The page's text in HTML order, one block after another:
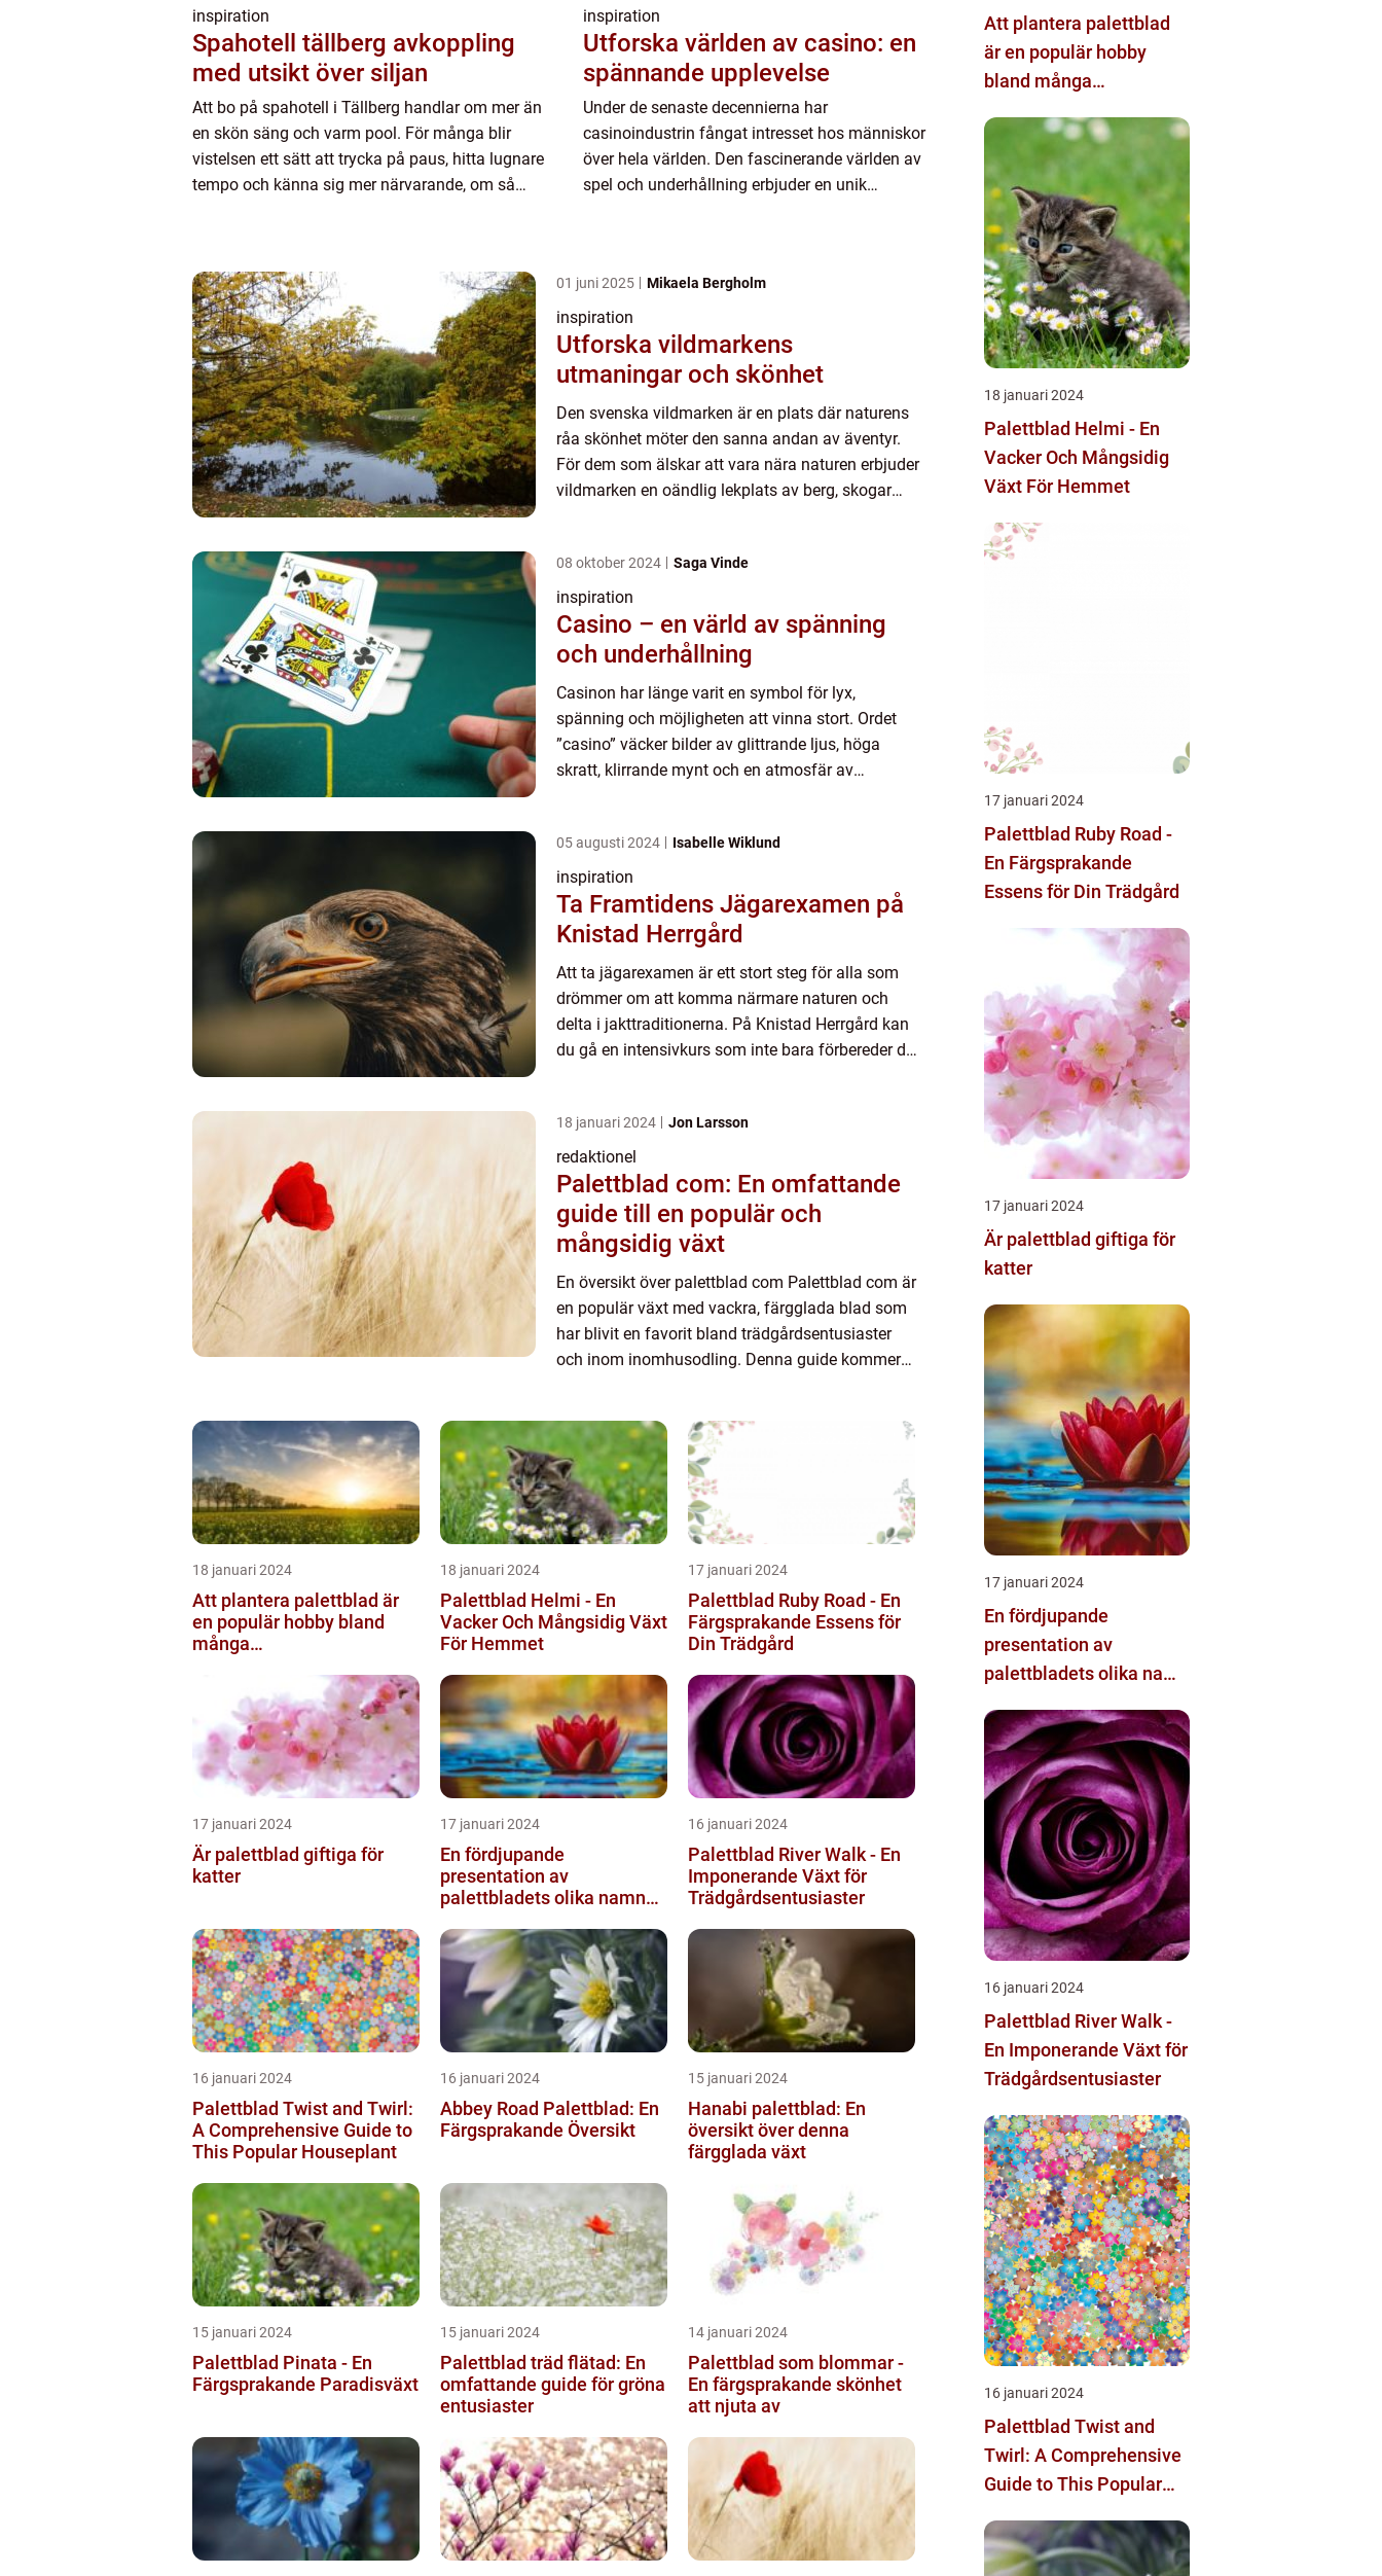
inspiration
Spahotell tällberg avkoppling
med utsikt över siljan
Att bo på spahotell i Tällberg handlar om mer än
en skön säng och varm pool. För många blir
vistelsen ett sätt att trycka på paus, hitta lugnare
tempo och känna sig mer närvarande, om så
inspiration
Utforska världen av casino: en
spännande upplevelse
Under de senaste decennierna har
casinoindustrin fångat intresset hos människor
över hela världen. Den fascinerande världen av
spel och underhållning erbjuder en unik
01 juni 2025 Mikaela Bergholm
inspiration
Utforska vildmarkens
utmaningar och skönhet
Den svenska vildmarken är en plats där naturens
råa skönhet möter den sanna andan av äventyr.
För dem som älskar att vara nära naturen erbjuder
vildmarken en oändlig lekplats av berg, skogar
08 oktober 2024 Saga Vinde
inspiration
Casino – en värld av spänning
och underhållning
Casinon har länge varit en symbol för lyx,
spänning och möjligheten att vinna stort. Ordet
”casino” väcker bilder av glittrande ljus, höga
skratt, klirrande mynt och en atmosfär av
05 augusti 2024 Isabelle Wiklund
inspiration
Ta Framtidens Jägarexamen på
Knistad Herrgård
Att ta jägarexamen är ett stort steg för alla som
drömmer om att komma närmare naturen och
delta i jakttraditionerna. På Knistad Herrgård kan
du gå en intensivkurs som inte bara förbereder dig
18 januari 2024 Jon Larsson
redaktionel
Palettblad com: En omfattande
guide till en populär och
mångsidig växt
En översikt över palettblad com Palettblad com är
en populär växt med vackra, färgglada blad som
har blivit en favorit bland trädgårdsentusiaster
och inom inomhusodling. Denna guide kommer
18 januari 2024
Att plantera palettblad är
en populär hobby bland
många
kan bidra till att ...
18 januari 2024
Palettblad Helmi - En
Vacker Och Mångsidig Växt
För Hemmet
17 januari 2024
Palettblad Ruby Road - En
Färgsprakande Essens för
Din Trädgård
17 januari 2024
Är palettblad giftiga för
katter
17 januari 2024
En fördjupande
presentation av
palettbladets olika namn
16 januari 2024
Palettblad River Walk - En
Imponerande Växt för
Trädgårdsentusiaster
16 januari 2024
Palettblad Twist and Twirl:
A Comprehensive Guide to
This Popular Houseplant
16 januari 2024
Abbey Road Palettblad: En
Färgsprakande Översikt
15 januari 2024
Hanabi palettblad: En
översikt över denna
färgglada växt
15 januari 2024
Palettblad Pinata - En
Färgsprakande Paradisväxt
15 januari 2024
Palettblad träd flätad: En
omfattande guide för gröna
entusiaster
14 januari 2024
Palettblad som blommar -
En färgsprakande skönhet
att njuta av
Att plantera palettblad
är en populär hobby
bland många
och kan bidra till att
skapa en vacker och
färgglad utomhusmiljö
18 januari 2024
Palettblad Helmi - En
Vacker Och Mångsidig
Växt För Hemmet
17 januari 2024
Palettblad Ruby Road -
En Färgsprakande
Essens för Din Trädgård
17 januari 2024
Är palettblad giftiga för
katter
17 januari 2024
En fördjupande
presentation av
palettbladets olika namn
16 januari 2024
Palettblad River Walk -
En Imponerande Växt för
Trädgårdsentusiaster
16 januari 2024
Palettblad Twist and
Twirl: A Comprehensive
Guide to This Popular